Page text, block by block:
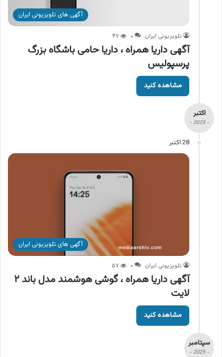
آگهی های تلویزیونی ایران
تلویزیونی ایران ۰ ۴۷
آگهی داریا همراه ، داریا حامی باشگاه بزرگ
پرسپولیس
مشاهده کنید
اکتبر
- 2025 -
28 اکتبر
آگهی های تلویزیونی ایران
تلویزیونی ایران ۰ ۵۷
آگهی داریا همراه ، گوشی هوشمند مدل باند ۲
لایت
مشاهده کنید
سپتامبر
- 2025 -